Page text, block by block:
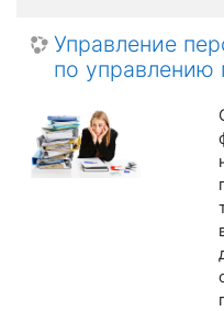
Управление
по управлению